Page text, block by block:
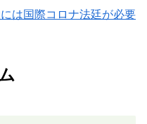
は国際コロナ法廷が必要